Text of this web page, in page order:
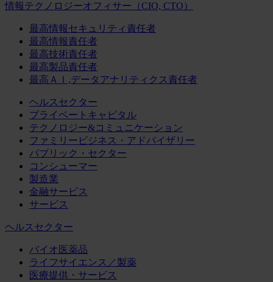
情報テクノロジーオフィサー（CIO, CTO）
最高情報セキュリティ責任者
最高情報責任者
最高技術責任者
最高製品責任者
最高ＡＩ,データアナリティクス責任者
ヘルスセクター
プライベートキャピタル
テクノロジー&コミュニケーション
ファミリービジネス・アドバイザリー
パブリック・セクター
コンシューマー
製造業
金融サービス
サービス
ヘルスセクター
バイオ医薬品
ライフサイエンス／製薬
医療提供・サービス